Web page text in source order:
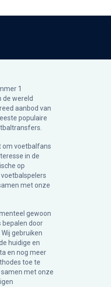
1
de wereld
aanbod van
populaire
om voetbalfans
in de
op
met onze
gewoon
bepalen door
gebruiken
huidige en
en nog meer
toe te
samen met onze